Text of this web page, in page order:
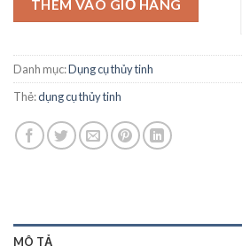
THÊM VÀO GIỎ HÀNG
Danh mục:Dụng cụ thủy tinh
Thẻ:dụng cụ thủy tinh
MÔ TẢ